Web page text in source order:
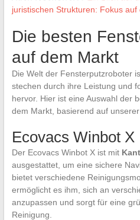
juristischen Strukturen: Fokus auf
Die besten
auf dem Markt
Die Welt der Fensterputzroboter
stechen durch ihre Leistung und
hervor. Hier ist eine Auswahl der
dem Markt, basierend auf unserer
Ecovacs Winbot X
Der Ecovacs Winbot X ist mit
ausgestattet, um eine sichere
bietet verschiedene
ermöglicht es ihm, sich an
anzupassen und sorgt für eine
Reinigung.